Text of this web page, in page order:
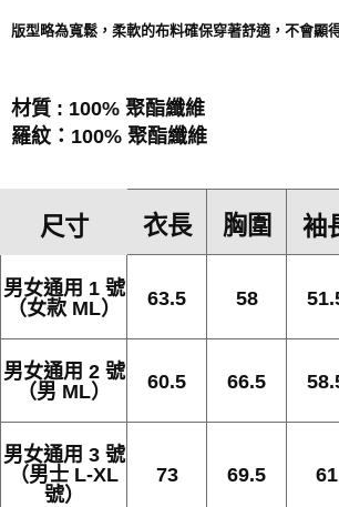
版型略為寬鬆，柔軟的布料確保穿著舒適，不會顯
材質 : 100% 聚酯纖維
羅紋：100% 聚酯纖維
尺寸 衣長 胸圍 袖
男女通用 1 號
（女款 ML）
63.5 58
男女通用 2 號
（男 ML）
60.5 66.5
男女通用 3 號
（男士 L-XL
號）
73 69.5 61